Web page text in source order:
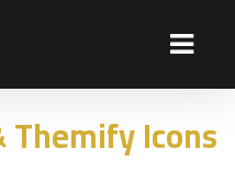
Themify Icons